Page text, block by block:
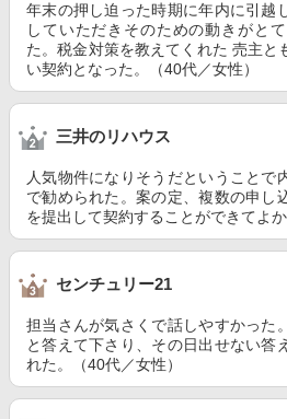
年末の押し迫った時期に年内に引越
していただきそのための動きがと
た。税金対策を教えてくれた 売主と
い契約となった。（40代／女性）
三井のリハウス
人気物件になりそうだということで
で勧められた。案の定、複数の申し
を提出して契約することができてよ
センチュリー21
担当さんが気さくで話しやすかった
と答えて下さり、その日出せない答
れた。（40代／女性）